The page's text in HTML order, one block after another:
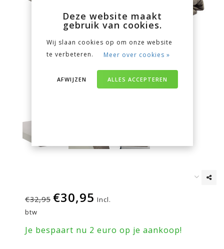
€32,95 €30,95 Incl.
btw
Je bespaart nu 2 euro op je aankoop!
Deze website maakt
gebruik van cookies.
Wij slaan cookies op om onze website
te verbeteren.
Meer over cookies »
ALLES ACCEPTEREN
AFWIJZEN